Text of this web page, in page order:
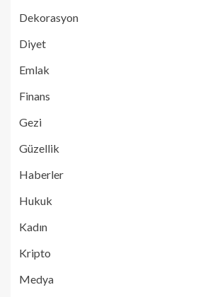
Dekorasyon
Diyet
Emlak
Finans
Gezi
Güzellik
Haberler
Hukuk
Kadın
Kripto
Medya